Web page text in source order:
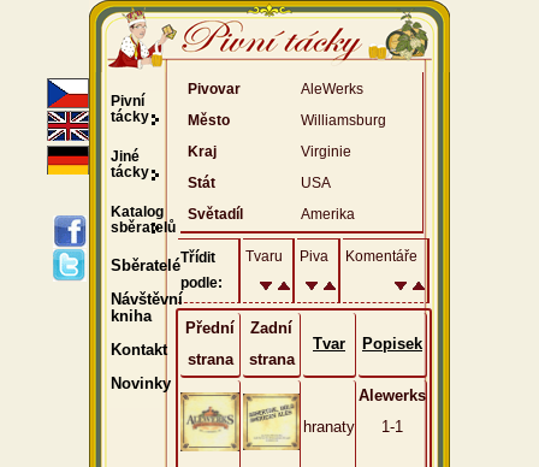
Pivovar
AleWerks
Město
Williamsburg
Kraj
Virginie
Stát
USA
Světadíl
Amerika
Třídit
podle:
Tvaru Piva Komentáře
Přední
strana
Zadní
strana
Tvar Popisek
hranaty
Alewerks
1-1
Pivní
tácky
Jiné
tácky
Katalog
sběratelů
Sběratelé
Návštěvní
kniha
Kontakt
Novinky